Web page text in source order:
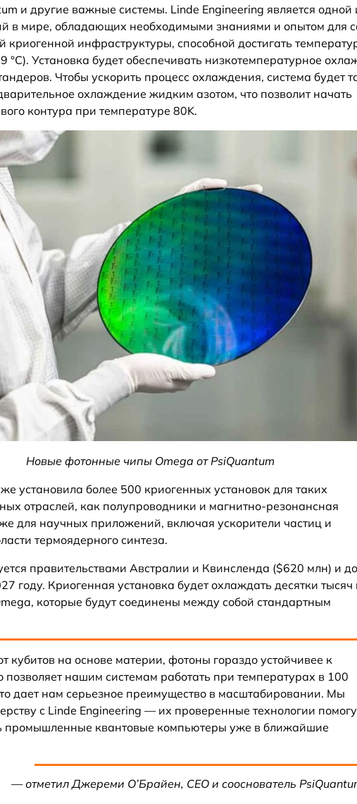
и другие важные системы. Linde Engineering является одной
в мире, обладающих необходимыми знаниями и опытом для
криогенной инфраструктуры, способной достигать
°C). Установка будет обеспечивать низкотемпературное
Чтобы ускорить процесс охлаждения, система будет
охлаждение жидким азотом, что позволит начать
контура при температуре 80K.
Новые фотонные чипы Omega от PsiQuantum
установила более 500 криогенных установок для таких
отраслей, как полупроводники и магнитно-резонансная
для научных приложений, включая ускорители частиц и
термоядерного синтеза.
правительствами Австралии и Квинсленда ($620 млн) и
году. Криогенная установка будет охлаждать десятки тысяч
которые будут соединены между собой стандартным
кубитов на основе материи, фотоны гораздо устойчивее к
позволяет нашим системам работать при температурах в 100
дает нам серьезное преимущество в масштабировании. Мы
с Linde Engineering — их проверенные технологии
промышленные квантовые компьютеры уже в ближайшие
— отметил Джереми О’Брайен, CEO и сооснователь